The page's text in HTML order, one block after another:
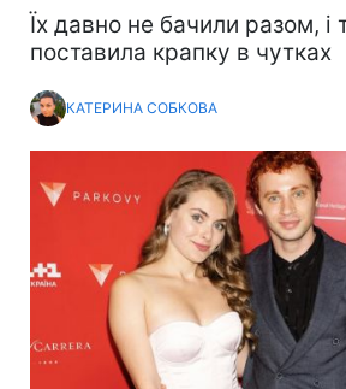
Їх давно не бачили разом, і
поставила крапку в чутках
КАТЕРИНА СОБКОВА